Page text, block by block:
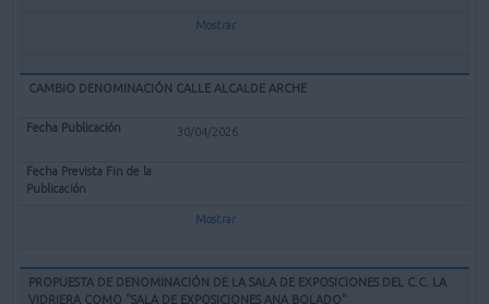
Mostrar
CAMBIO DENOMINACIÓN CALLE ALCALDE ARCHE
30/04/2026
Mostrar
PROPUESTA DE DENOMINACIÓN DE LA SALA DE EXPOSICIONES DEL C.C. LA
VIDRIERA COMO "SALA DE EXPOSICIONES ANA BOLADO"